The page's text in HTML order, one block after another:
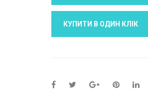
КУПИТИ В ОДИН КЛIК